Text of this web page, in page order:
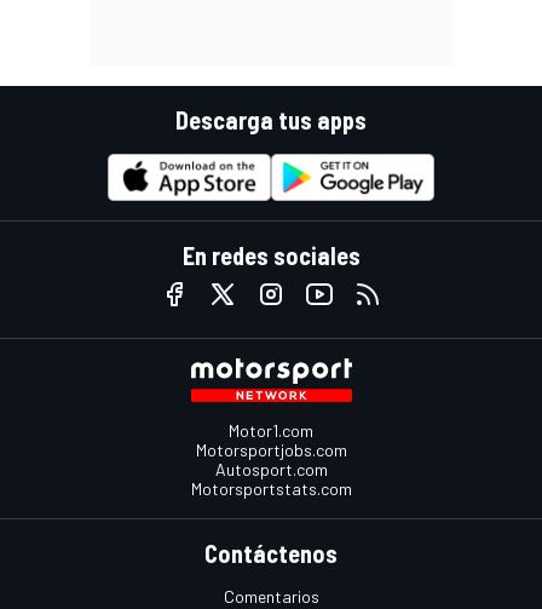
Descarga tus apps
En redes sociales
Motor1.com
Motorsportjobs.com
Autosport.com
Motorsportstats.com
Contáctenos
Comentarios